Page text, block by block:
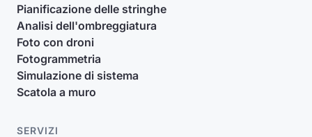
Pianificazione delle stringhe
Analisi dell'ombreggiatura
Foto con droni
Fotogrammetria
Simulazione di sistema
Scatola a muro
SERVIZI